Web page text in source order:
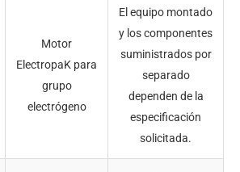
Motor
ElectropaK para
grupo
electrógeno
El equipo montado
y los componentes
suministrados por
separado
dependen de la
especificación
solicitada.